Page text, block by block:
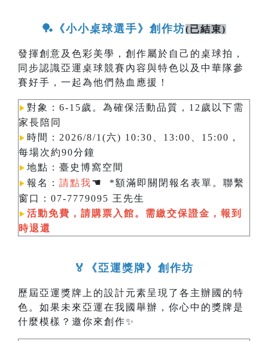
🏓《小小桌球選手》創作坊(已結束)
發揮創意及色彩美學，創作屬於自己的桌球拍，
同步認識亞運桌球競賽內容與特色以及中華隊參
賽好手，一起為他們熱血應援！
▶︎ 對象：6-15歲。為確保活動品質，12歲以下需
家長陪同
▶︎ 時間：2026/8/1(六) 10:30、13:00、15:00，
每場次約90分鐘
▶︎ 地點：臺史博窩空間
▶︎ 報名： 請點我☚
*額滿即關閉報名表單。聯繫
窗口：07-7779095 王先生
▶︎ 活動免費，請購票入館。需繳交保證金，報到
時退還
🏅《亞運獎牌》創作坊
歷屆亞運獎牌上的設計元素呈現了各主辦國的特
色。如果未來亞運在我國舉辦，你心中的獎牌是
什麼模樣？邀你來創作✨